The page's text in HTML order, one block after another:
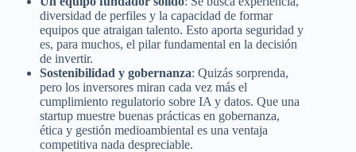
diversidad de perfiles y la capacidad de formar
equipos que atraigan talento. Esto aporta seguridad y
es, para muchos, el pilar fundamental en la decisión
de invertir.
Sostenibilidad y gobernanza: Quizás sorprenda,
pero los inversores miran cada vez más el
cumplimiento regulatorio sobre IA y datos. Que una
startup muestre buenas prácticas en gobernanza,
ética y gestión medioambiental es una ventaja
competitiva nada despreciable.